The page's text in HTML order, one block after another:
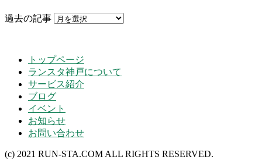
過去の記事
トップページ
ランスタ神戸について
サービス紹介
ブログ
イベント
お知らせ
お問い合わせ
(c) 2021 RUN-STA.COM ALL RIGHTS RESERVED.